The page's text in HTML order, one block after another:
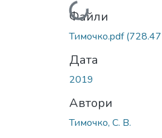
Вантажиться...
Файли
Тимочко.pdf
Дата
2019
Автори
Тимочко, С. В.